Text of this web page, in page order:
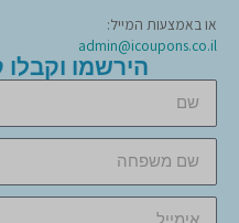
או באמצעות המייל:
admin@icoupons.co.il
הירשמו וקבלו